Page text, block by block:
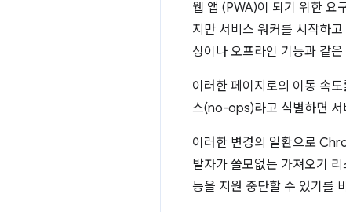
웹 앱 (PWA)이 되기 위한 요
지만 서비스 워커를 시작하
싱이나 오프라인 기능과 같
이러한 페이지로의 이동 속
스(no-ops)라고 식별하면 서
이러한 변경의 일환으로
발자가 쓸모없는 가져오기
능을 지원 중단할 수 있기를